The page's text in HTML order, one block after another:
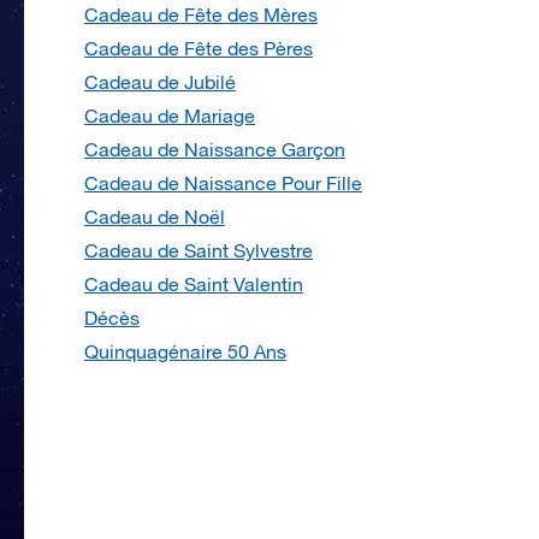
Cadeau de Fête des Mères
Cadeau de Fête des Pères
Cadeau de Jubilé
Cadeau de Mariage
Cadeau de Naissance Garçon
Cadeau de Naissance Pour Fille
Cadeau de Noël
Cadeau de Saint Sylvestre
Cadeau de Saint Valentin
Décès
Quinquagénaire 50 Ans